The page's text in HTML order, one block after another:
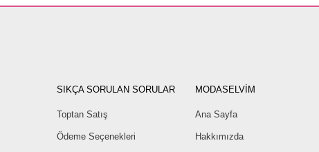
SIKÇA SORULAN SORULAR
Toptan Satış
Ödeme Seçenekleri
MODASELVİM
Ana Sayfa
Hakkımızda